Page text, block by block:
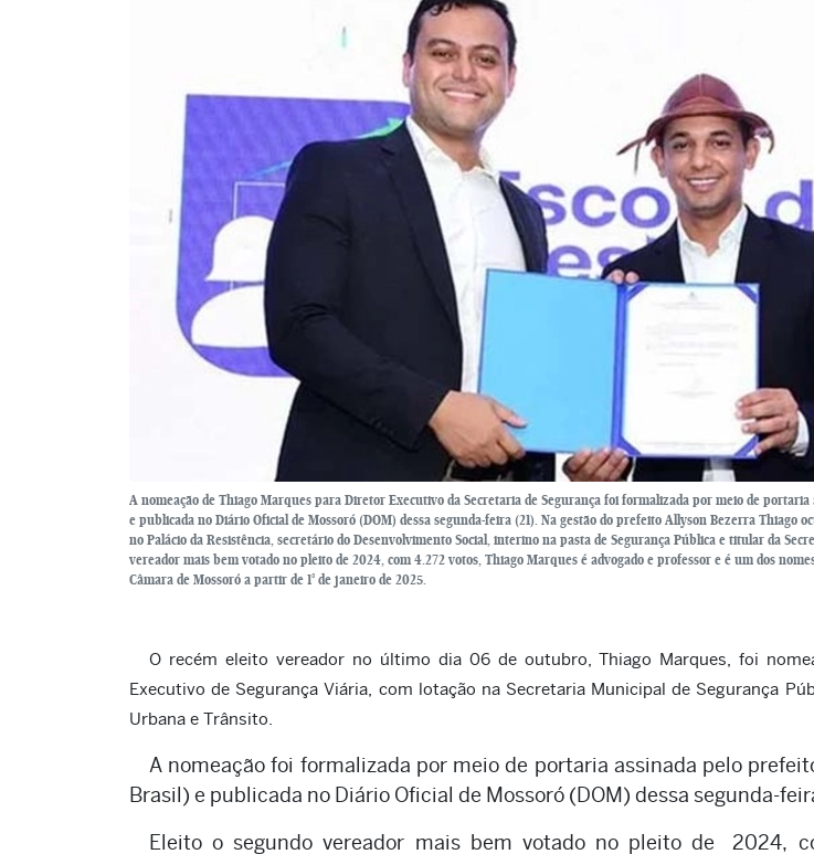
A nomeação de Thiago Marques para Diretor Executivo da Secretaria de Segurança foi formalizada por meio de
e publicada no Diário Oficial de Mossoró (DOM) dessa segunda-feira (21). Na gestão do prefeito Allyson Bezerra Thiago
no Palácio da Resistência, secretário do Desenvolvimento Social, interino na pasta de Segurança Pública e titular da
vereador mais bem votado no pleito de 2024, com 4.272 votos, Thiago Marques é advogado e professor e é um dos
Câmara de Mossoró a partir de 1° de janeiro de 2025.
O recém eleito vereador no último dia 06 de outubro, Thiago Marques, foi
Executivo de Segurança Viária, com lotação na Secretaria Municipal de Segurança
Urbana e Trânsito.
A nomeação foi formalizada por meio de portaria assinada pelo
Brasil) e publicada no Diário Oficial de Mossoró (DOM) dessa segunda-
Eleito o segundo vereador mais bem votado no pleito de 2024,